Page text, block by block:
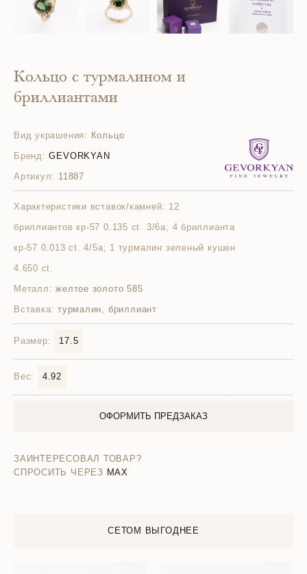
Кольцо с турмалином и
бриллиантами
Вид украшения: Кольцо
Бренд: GEVORKYAN
Артикул: 11887
Характеристики вставок/камней: 12
бриллиантов кр-57 0.135 ct. 3/6а; 4 бриллианта
кр-57 0.013 ct. 4/5а; 1 турмалин зеленый кушен
4.650 ct.
Металл: желтое золото 585
Вставка: турмалин, бриллиант
Размер: 17.5
Вес: 4.92
ОФОРМИТЬ ПРЕДЗАКАЗ
ЗАИНТЕРЕСОВАЛ ТОВАР?
СПРОСИТЬ ЧЕРЕЗ MAX
СЕТОМ ВЫГОДНЕЕ